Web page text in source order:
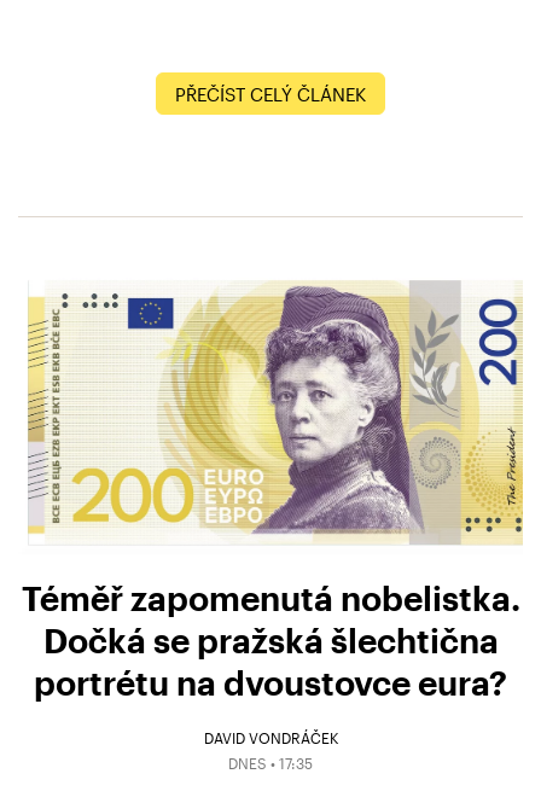
PŘEČÍST CELÝ ČLÁNEK
Téměř zapomenutá nobelistka.
Dočká se pražská šlechtična
portrétu na dvoustovce eura?
DAVID VONDRÁČEK
DNES • 17:35